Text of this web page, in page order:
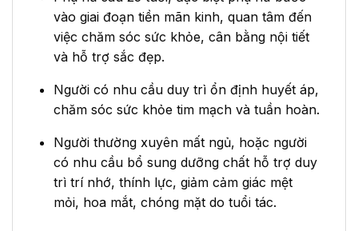
vào giai đoạn tiền mãn kinh, quan tâm đến
việc chăm sóc sức khỏe, cân bằng nội tiết
và hỗ trợ sắc đẹp.
Người có nhu cầu duy trì ổn định huyết áp,
chăm sóc sức khỏe tim mạch và tuần hoàn.
Người thường xuyên mất ngủ, hoặc người
có nhu cầu bổ sung dưỡng chất hỗ trợ duy
trì trí nhớ, thính lực, giảm cảm giác mệt
mỏi, hoa mắt, chóng mặt do tuổi tác.